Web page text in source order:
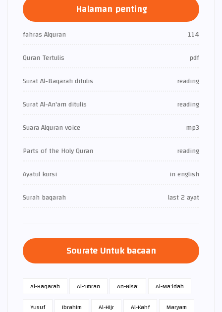
Halaman penting
fahras Alquran
114
Quran Tertulis
pdf
Surat Al-Baqarah ditulis
reading
Surat Al-An'am ditulis
reading
Suara Alquran voice
mp3
Parts of the Holy Quran
reading
Ayatul kursi
in english
Surah baqarah
last 2 ayat
Sourate Untuk bacaan
Al-Baqarah Al-'Imran An-Nisa'
Al-Ma'idah
Yusuf
Ibrahim Al-Hijr Al-Kahf
Maryam